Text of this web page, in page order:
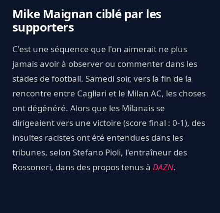
Mike Maignan ciblé par les
supporters
C'est une séquence que l'on aimerait ne plus
jamais avoir à observer ou commenter dans les
stades de football. Samedi soir, vers la fin de la
rencontre entre Cagliari et le Milan AC, les choses
ont dégénéré. Alors que les Milanais se
dirigeaient vers une victoire (score final : 0-1), des
insultes racistes ont été entendues dans les
tribunes, selon Stefano Pioli, l'entraîneur des
Rossoneri, dans des propos tenus à DAZN.